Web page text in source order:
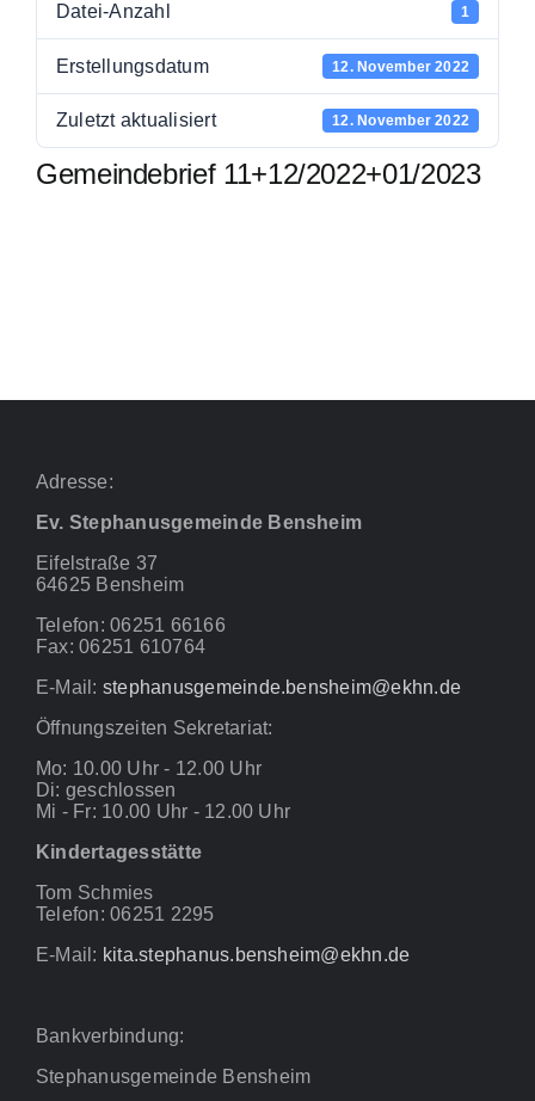
Datei-Anzahl 1
Erstellungsdatum 12. November 2022
Zuletzt aktualisiert 12. November 2022
Gemeindebrief 11+12/2022+01/2023
Adresse:
Ev. Stephanusgemeinde Bensheim
Eifelstraße 37
64625 Bensheim
Telefon: 06251 66166
Fax: 06251 610764
E-Mail: stephanusgemeinde.bensheim@ekhn.de
Öffnungszeiten Sekretariat:
Mo: 10.00 Uhr - 12.00 Uhr
Di: geschlossen
Mi - Fr: 10.00 Uhr - 12.00 Uhr
Kindertagesstätte
Tom Schmies
Telefon: 06251 2295
E-Mail: kita.stephanus.bensheim@ekhn.de
Bankverbindung:
Stephanusgemeinde Bensheim